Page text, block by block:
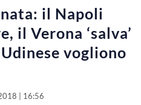
il Napoli
il Verona ‘salva’
vogliono
| 16:56